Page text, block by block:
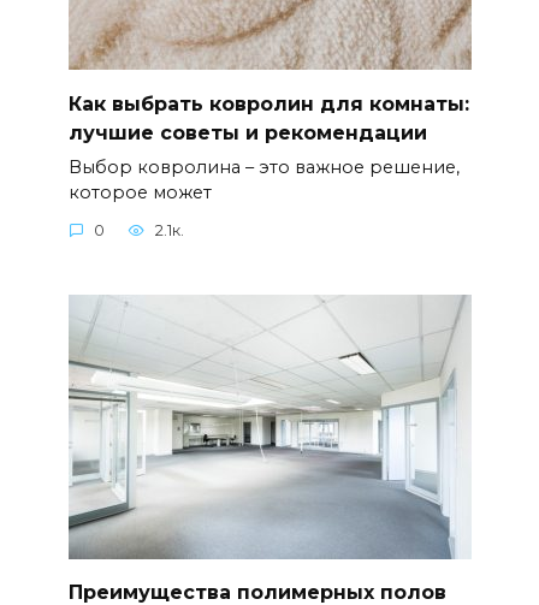
Как выбрать ковролин для комнаты:
лучшие советы и рекомендации
Выбор ковролина – это важное решение,
которое может
0 2.1к.
Преимущества полимерных полов